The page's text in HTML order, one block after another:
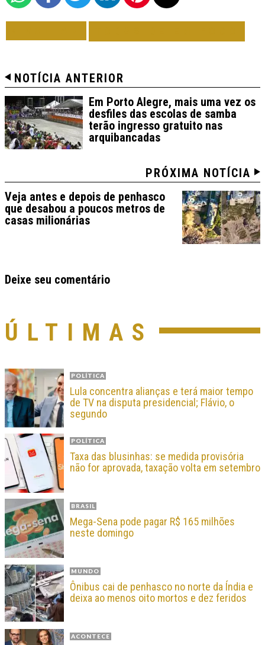
NOTÍCIA ANTERIOR
Em Porto Alegre, mais uma vez os
desfiles das escolas de samba
terão ingresso gratuito nas
arquibancadas
PRÓXIMA NOTÍCIA
Veja antes e depois de penhasco
que desabou a poucos metros de
casas milionárias
Deixe seu comentário
ÚLTIMAS
POLÍTICA
Lula concentra alianças e terá maior tempo
de TV na disputa presidencial; Flávio, o
segundo
POLÍTICA
Taxa das blusinhas: se medida provisória
não for aprovada, taxação volta em setembro
BRASIL
Mega-Sena pode pagar R$ 165 milhões
neste domingo
MUNDO
Ônibus cai de penhasco no norte da Índia e
deixa ao menos oito mortos e dez feridos
ACONTECE